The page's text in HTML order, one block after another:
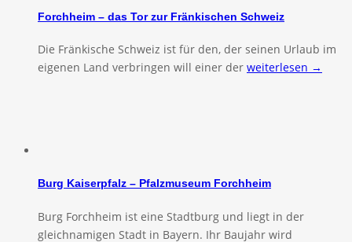
Forchheim – das Tor zur Fränkischen Schweiz
Die Fränkische Schweiz ist für den, der seinen Urlaub im
eigenen Land verbringen will einer der weiterlesen →
Burg Kaiserpfalz – Pfalzmuseum Forchheim
Burg Forchheim ist eine Stadtburg und liegt in der
gleichnamigen Stadt in Bayern. Ihr Baujahr wird